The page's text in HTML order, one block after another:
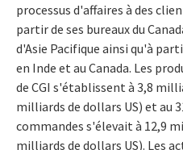
processus d'affaires à des
partir de ses bureaux du
d'Asie Pacifique ainsi qu'à
en Inde et au Canada. Les
de CGI s'établissent à 3,8
milliards de dollars US) et au
commandes s'élevait à 12,9
milliards de dollars US). Les